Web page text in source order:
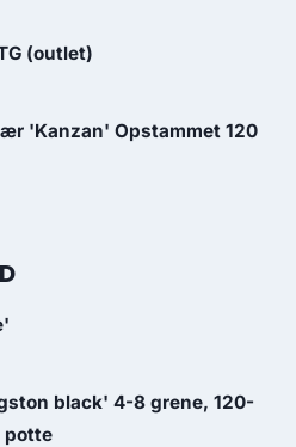
(outlet)
'Kanzan' Opstammet 120
black' 4-8 grene, 120-
potte